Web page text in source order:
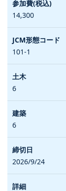
14,300
101-1
6
6
2026/9/24